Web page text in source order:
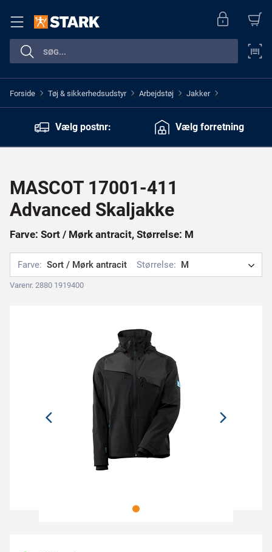
Forside > Tøj & sikkerhedsudstyr > Arbejdstøj > Jakker >
Vælg postnr: Vælg forretning
MASCOT 17001-411
Advanced Skaljakke
Farve: Sort / Mørk antracit, Størrelse: M
Farve: Sort / Mørk antracit Størrelse: M
Varenr. 2880 1919400